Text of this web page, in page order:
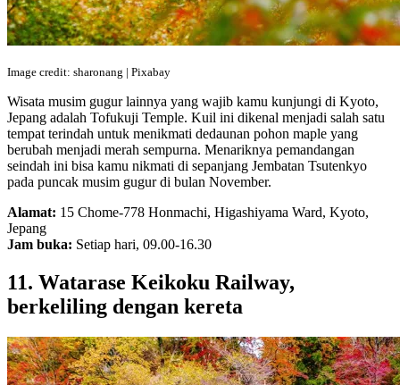
Image credit: sharonang | Pixabay
Wisata musim gugur lainnya yang wajib kamu kunjungi di Kyoto,
Jepang adalah Tofukuji Temple. Kuil ini dikenal menjadi salah satu
tempat terindah untuk menikmati dedaunan pohon maple yang
berubah menjadi merah sempurna. Menariknya pemandangan
seindah ini bisa kamu nikmati di sepanjang Jembatan Tsutenkyo
pada puncak musim gugur di bulan November.
Alamat: 15 Chome-778 Honmachi, Higashiyama Ward, Kyoto,
Jepang
Jam buka: Setiap hari, 09.00-16.30
11. Watarase Keikoku Railway,
berkeliling dengan kereta